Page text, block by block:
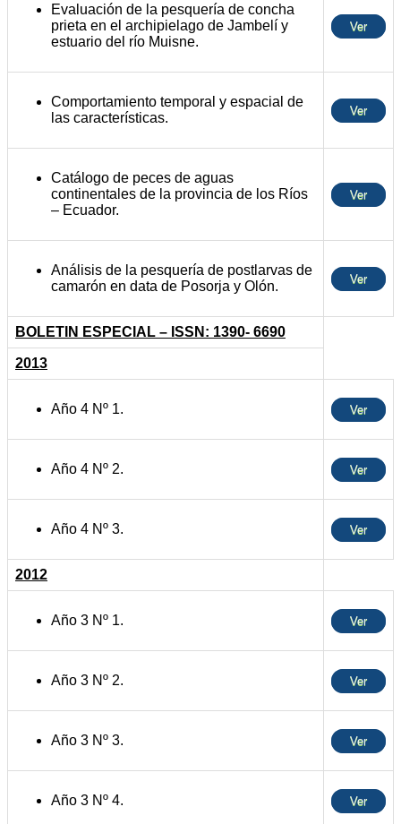
Evaluación de la pesquería de concha
prieta en el archipielago de Jambelí y
estuario del río Muisne.
Ver
Comportamiento temporal y espacial de
las características.
Ver
Catálogo de peces de aguas
continentales de la provincia de los Ríos
– Ecuador.
Ver
Análisis de la pesquería de postlarvas de
camarón en data de Posorja y Olón.
Ver
BOLETIN ESPECIAL – ISSN: 1390- 6690
2013
Año 4 Nº 1. Ver
Año 4 Nº 2. Ver
Año 4 Nº 3. Ver
2012
Año 3 Nº 1. Ver
Año 3 Nº 2. Ver
Año 3 Nº 3. Ver
Año 3 Nº 4. Ver